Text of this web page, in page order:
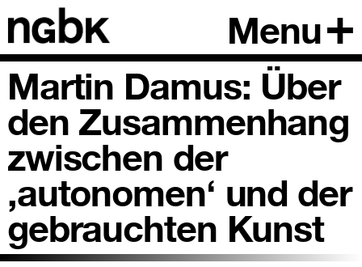
Menu
Martin Damus: Über
den Zusammenhang
zwischen der
,autonomen‘ und der
gebrauchten Kunst